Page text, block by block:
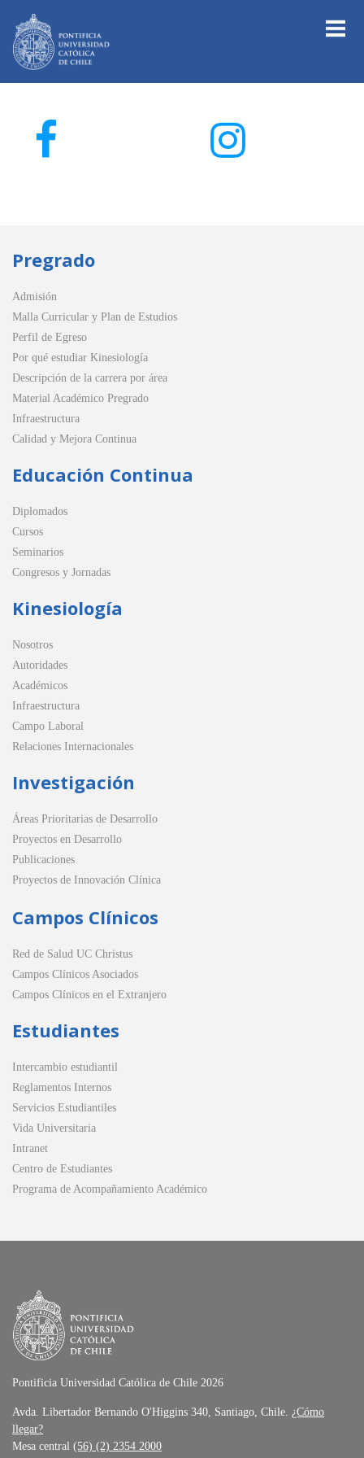
Pregrado
Admisión
Malla Curricular y Plan de Estudios
Perfil de Egreso
Por qué estudiar Kinesiología
Descripción de la carrera por área
Material Académico Pregrado
Infraestructura
Calidad y Mejora Continua
Educación Continua
Diplomados
Cursos
Seminarios
Congresos y Jornadas
Kinesiología
Nosotros
Autoridades
Académicos
Infraestructura
Campo Laboral
Relaciones Internacionales
Investigación
Áreas Prioritarias de Desarrollo
Proyectos en Desarrollo
Publicaciones
Proyectos de Innovación Clínica
Campos Clínicos
Red de Salud UC Christus
Campos Clínicos Asociados
Campos Clínicos en el Extranjero
Estudiantes
Intercambio estudiantil
Reglamentos Internos
Servicios Estudiantiles
Vida Universitaria
Intranet
Centro de Estudiantes
Programa de Acompañamiento Académico
Pontificia Universidad Católica de Chile 2026
Avda. Libertador Bernando O'Higgins 340, Santiago, Chile. ¿Cómo
llegar?
Mesa central (56) (2) 2354 2000